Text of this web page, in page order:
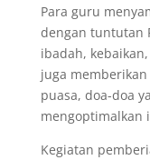
Para guru
dengan tuntutan
ibadah,
juga
puasa, doa-doa
mengoptimalkan
Kegiatan